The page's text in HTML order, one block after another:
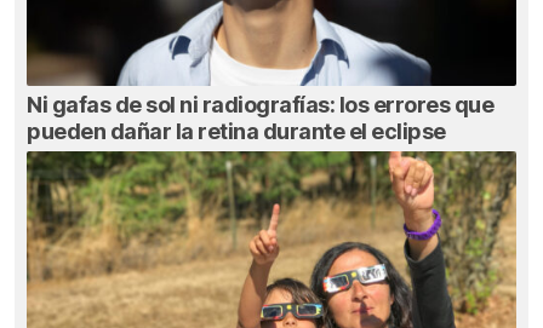
Ni gafas de sol ni radiografías: los errores que
pueden dañar la retina durante el eclipse